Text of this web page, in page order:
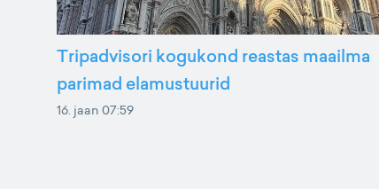
Tripadvisori kogukond reastas maailma
parimad elamustuurid
16. jaan 07:59